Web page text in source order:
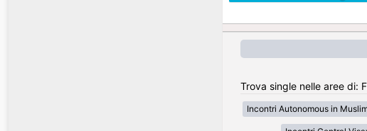
Trova single nelle aree di:
Incontri Autonomous in